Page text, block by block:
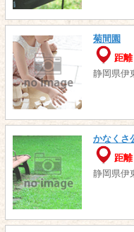
菊間園
距
静岡県伊
かなくさ
距
静岡県伊